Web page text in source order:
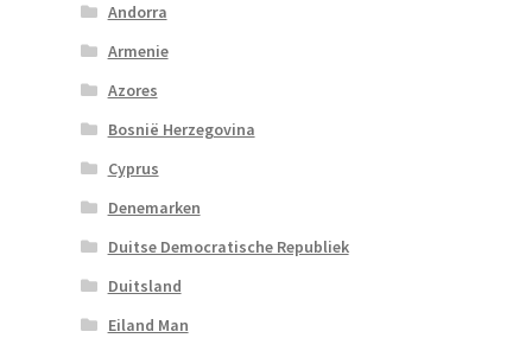
Andorra
Armenie
Azores
Bosnië Herzegovina
Cyprus
Denemarken
Duitse Democratische Republiek
Duitsland
Eiland Man